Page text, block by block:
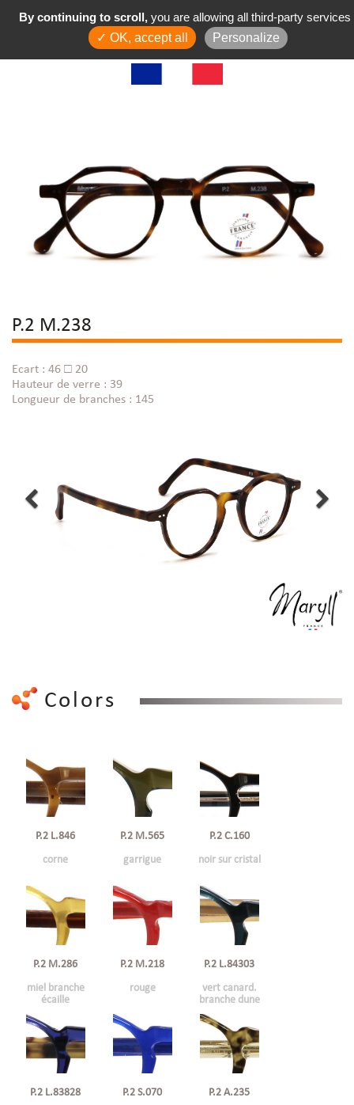
P.2 M.238
Ecart : 46 □ 20
Hauteur de verre : 39
Longueur de branches : 145
Colors
P.2 L.846
corne
P.2 M.565
garrigue
P.2 C.160
noir sur cristal
P.2 M.286
miel branche
écaille
P.2 M.218
rouge
P.2 L.84303
vert canard.
branche dune
P.2 L.83828
P.2 S.070
P.2 A.235
By continuing to scroll, you are allowing all third-party services
✓ OK, accept all
Personalize